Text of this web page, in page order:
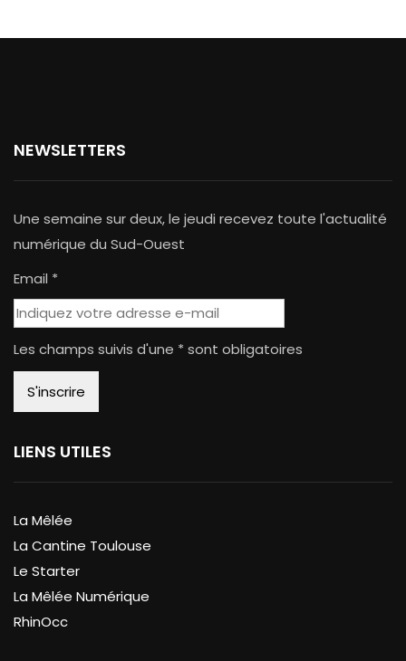
NEWSLETTERS
Une semaine sur deux, le jeudi recevez toute l'actualité
numérique du Sud-Ouest
Email *
Les champs suivis d'une * sont obligatoires
LIENS UTILES
La Mêlée
La Cantine Toulouse
Le Starter
La Mêlée Numérique
RhinOcc